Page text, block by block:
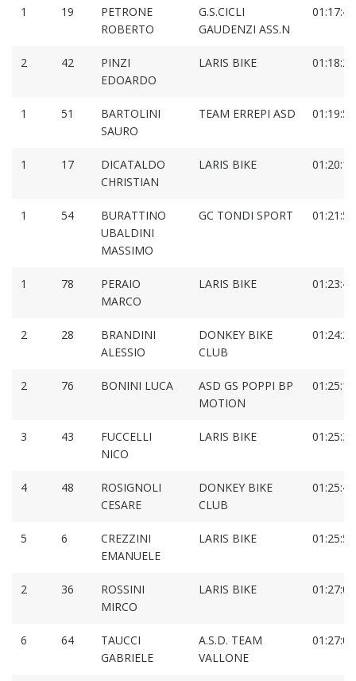
1 19
PETRONE
ROBERTO
G.S.CICLI
GAUDENZI ASS.N
2 42
PINZI
EDOARDO
LARIS BIKE
1 51
BARTOLINI
SAURO
TEAM ERREPI ASD
1 17
DICATALDO
CHRISTIAN
LARIS BIKE
1 54
BURATTINO
UBALDINI
MASSIMO
GC TONDI SPORT
1 78
PERAIO
MARCO
LARIS BIKE
2 28
BRANDINI
ALESSIO
DONKEY BIKE
CLUB
2 76 BONINI LUCA
ASD GS POPPI BP
MOTION
3 43
FUCCELLI
NICO
LARIS BIKE
4 48
ROSIGNOLI
CESARE
DONKEY BIKE
CLUB
5 6
CREZZINI
EMANUELE
LARIS BIKE
2 36
ROSSINI
MIRCO
LARIS BIKE
6 64
TAUCCI
GABRIELE
A.S.D. TEAM
VALLONE